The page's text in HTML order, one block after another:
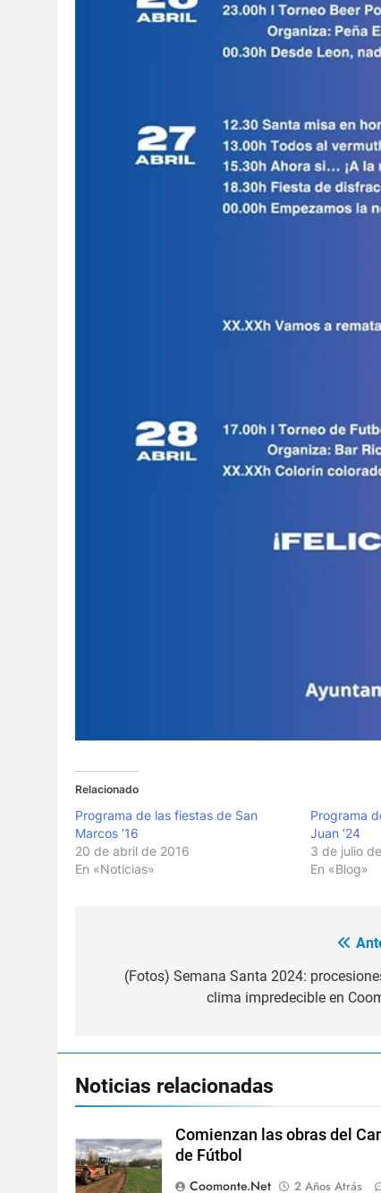
Relacionado
Programa de las fiestas de San
Marcos ’16
20 de abril de 2016
En «Noticias»
Programa
Juan ’24
3 de julio
En «Blog»
(Fotos) Semana Santa 2024:
clima impredecible en
Noticias relacionadas
Comienzan las obras del
de Fútbol
Coomonte.net
2 Años Atrás